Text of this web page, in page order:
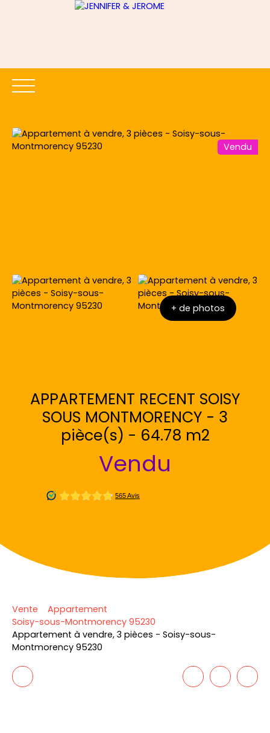
VENDRE
Vendu
+ de photos
APPARTEMENT RECENT SOISY
SOUS MONTMORENCY - 3
pièce(s) - 64.78 m2
Vendu
Vente
Appartement
Soisy-sous-Montmorency 95230
Appartement à vendre, 3 pièces - Soisy-sous-
Montmorency 95230